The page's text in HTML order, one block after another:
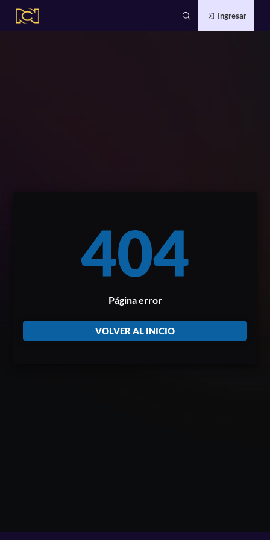
Ingresar
404
Página error
VOLVER AL INICIO